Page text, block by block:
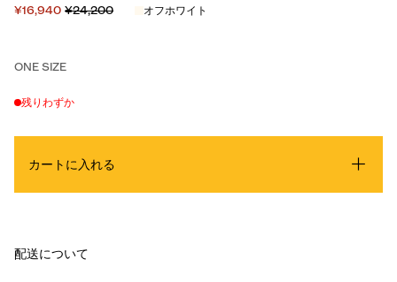
¥16,940 ¥24,200 オフホワイト
ONE SIZE
残りわずか
カートに入れる
配送について